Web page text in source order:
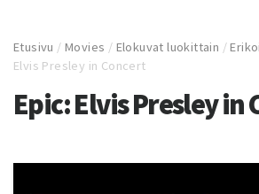
Etusivu /Movies / Elokuvat luokittain /
Elvis Presley in Concert
Epic: Elvis Presley in